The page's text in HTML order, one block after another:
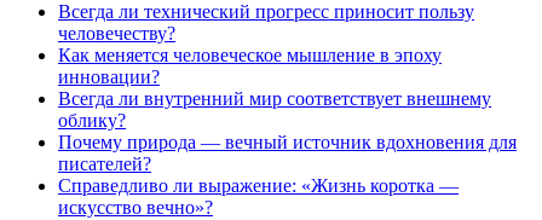
Всегда ли технический прогресс приносит пользу
человечеству?
Как меняется человеческое мышление в эпоху
инновации?
Всегда ли внутренний мир соответствует внешнему
облику?
Почему природа — вечный источник вдохновения для
писателей?
Справедливо ли выражение: «Жизнь коротка —
искусство вечно»?